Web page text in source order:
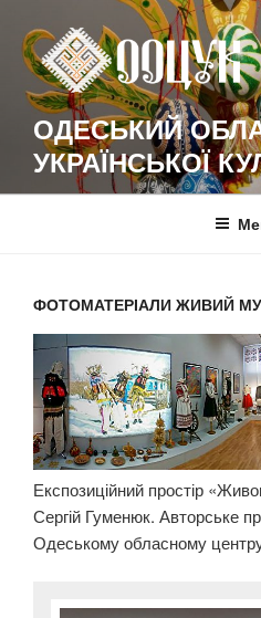
содержимому
ОДЕСЬКИЙ
УКРАЇНСЬКОЇ
ФОТОМАТЕРІАЛИ ЖИВИЙ
Експозиційний простір
Сергій Гуменюк. Авторське
Одеському обласному центру